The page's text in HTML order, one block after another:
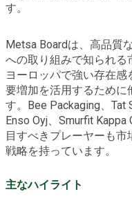
す。
Metsa Boardは、高品質
への取り組みで知られる
ヨーロッパで強い存在
要増加を活用するために
す。Bee Packaging、Tat
Enso Oyj、Smurfit
目すべきプレーヤーも
戦略を持っています。
主なハイライト